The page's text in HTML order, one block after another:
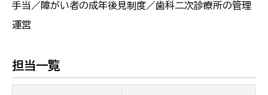
手当／障がい者の成年後見制度／歯科二次診療所の管理
運営
担当一覧